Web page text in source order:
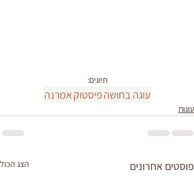
תיוגים:
עוגה בחושהפיסטוקאמרנה
עוגות
פוסטים אחרונים הצג הכול